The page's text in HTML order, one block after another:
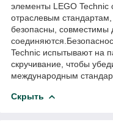
элементы LEGO Technic
отраслевым
безопасны, совместимы
Technic испытывают на
скручивание, чтобы
международным
Скрыть